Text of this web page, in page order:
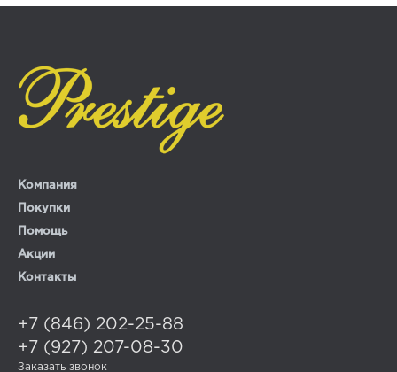
Компания
Покупки
Помощь
Акции
Контакты
+7 (846) 202-25-88
+7 (927) 207-08-30
Заказать звонок